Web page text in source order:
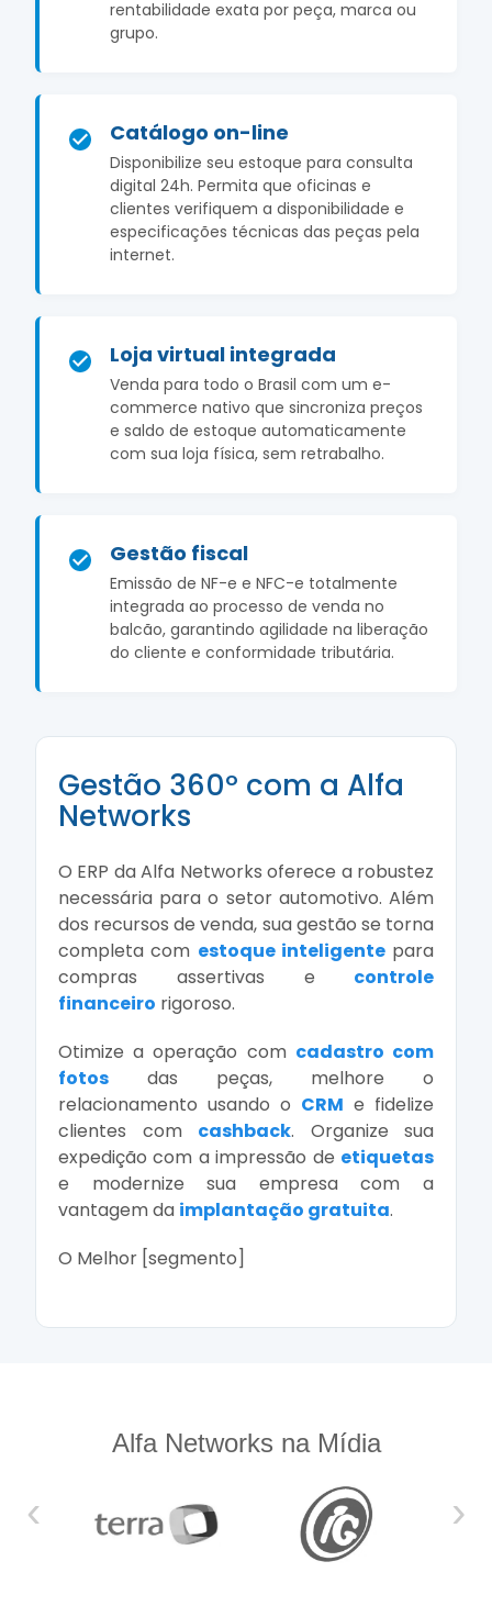
rentabilidade exata por peça, marca ou
grupo.
Catálogo on-line
Disponibilize seu estoque para consulta
digital 24h. Permita que oficinas e
clientes verifiquem a disponibilidade e
especificações técnicas das peças pela
internet.
Loja virtual integrada
Venda para todo o Brasil com um e-
commerce nativo que sincroniza preços
e saldo de estoque automaticamente
com sua loja física, sem retrabalho.
Gestão fiscal
Emissão de NF-e e NFC-e totalmente
integrada ao processo de venda no
balcão, garantindo agilidade na liberação
do cliente e conformidade tributária.
Gestão 360º com a Alfa
Networks
O ERP da Alfa Networks oferece a robustez
necessária para o setor automotivo. Além
dos recursos de venda, sua gestão se torna
completa com estoque inteligentepara
compras assertivas e controle
financeiro rigoroso.
Otimize a operação com cadastro com
fotos das peças, melhore o
relacionamento usando o CRM e fidelize
clientes com cashback. Organize sua
expedição com a impressão de etiquetas
e modernize sua empresa com a
vantagem da implantação gratuita.
O Melhor [segmento]
Alfa Networks na Mídia
‹ ›